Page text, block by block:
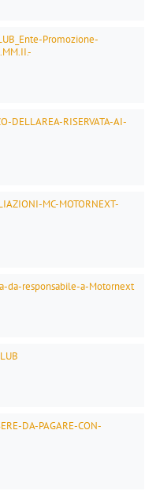
Promozione-
DELLAREA-RISERVATA-AI-
MC-MOTORNEXT-
da-responsabile-a-Motornext
DA-PAGARE-CON-